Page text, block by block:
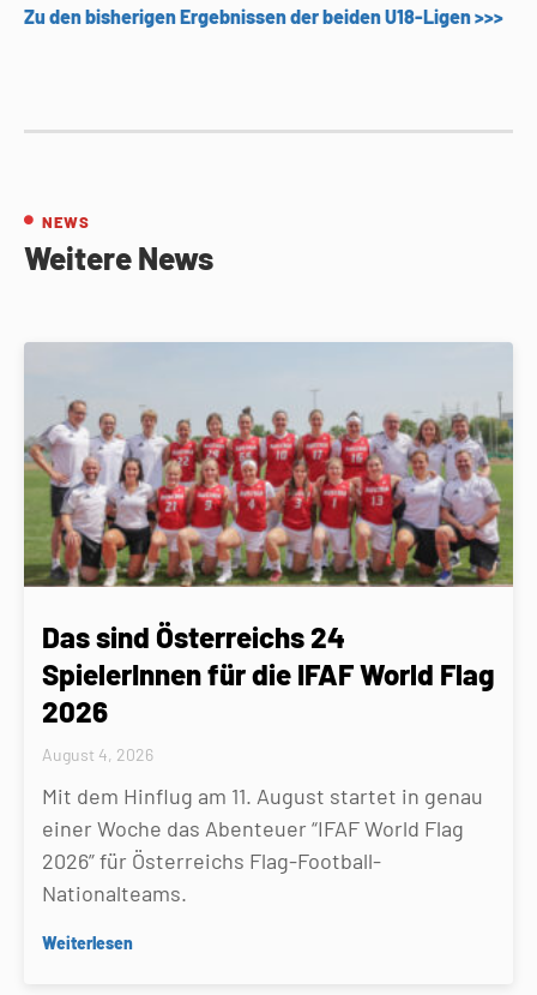
Zu den bisherigen Ergebnissen der beiden U18-Ligen >>>
NEWS
Weitere News
Das sind Österreichs 24
SpielerInnen für die IFAF World Flag
2026
August 4, 2026
Mit dem Hinflug am 11. August startet in genau
einer Woche das Abenteuer “IFAF World Flag
2026” für Österreichs Flag-Football-
Nationalteams.
Weiterlesen